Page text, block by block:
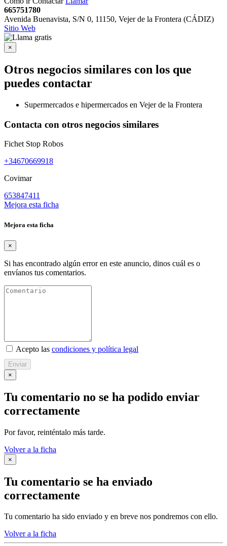
665751780
Avenida Buenavista, S/N 0, 11150, Vejer de la Frontera (CÁDIZ)
Sitio Web
×
Otros negocios similares con los que
puedes contactar
Supermercados e hipermercados en Vejer de la Frontera
Contacta con otros negocios similares
Fichet Stop Robos
+34670669918
Covimar
653847411
Mejora esta ficha
Mejora esta ficha
×
Si has encontrado algún error en este anuncio, dinos cuál es o
envíanos tus comentarios.
Acepto las condiciones y política legal
Enviar
×
Tu comentario no se ha podido enviar
correctamente
Por favor, reinténtalo más tarde.
Volver a la ficha
×
Tu comentario se ha enviado
correctamente
Tu comentario ha sido enviado y en breve nos pondremos con ello.
Volver a la ficha